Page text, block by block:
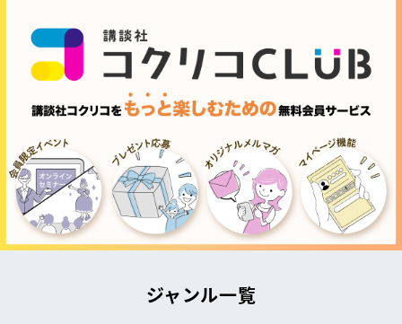
ジャンル一覧